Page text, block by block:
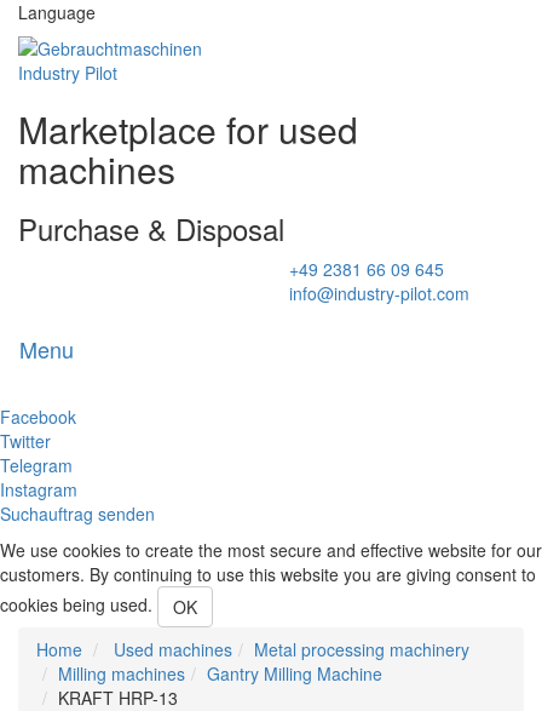
Language
Marketplace for used
machines
Purchase & Disposal
+49 2381 66 09 645
info@industry-pilot.com
Menu
Facebook
Twitter
Telegram
Instagram
Suchauftrag senden
We use cookies to create the most secure and effective website for our
customers. By continuing to use this website you are giving consent to
cookies being used.
OK
Home
Used machines
Metal processing machinery
Milling machines
Gantry Milling Machine
KRAFT HRP-13